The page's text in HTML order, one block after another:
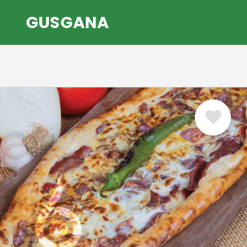
GUSGANA